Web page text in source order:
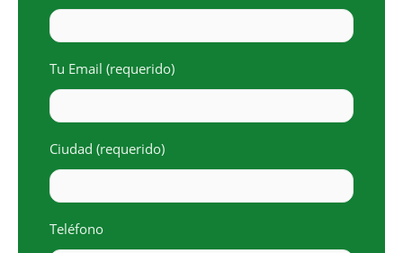
Tu Email (requerido)
Ciudad (requerido)
Teléfono